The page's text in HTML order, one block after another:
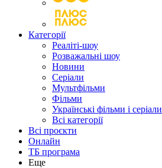
Категорії
Реаліті-шоу
Розважальні шоу
Новини
Серіали
Мультфільми
Фільми
Українські фільми і серіали
Всі категорії
Всі проєкти
Онлайн
ТБ програма
Еще